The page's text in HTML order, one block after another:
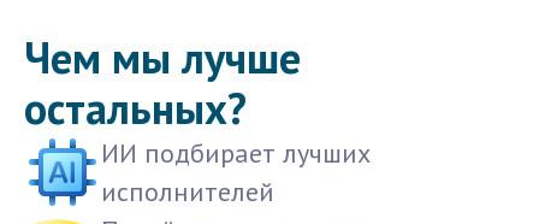
Чем мы лучше
остальных?
ИИ подбирает лучших
исполнителей